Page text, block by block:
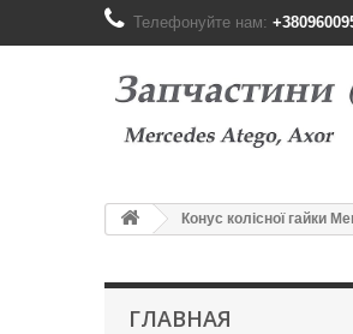
Телефонуйте нам:
Конус колісної гайки
ГЛАВНАЯ